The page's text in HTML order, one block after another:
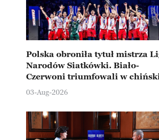
Polska obroniła tytuł mistrza
Narodów Siatkówki. Biało-
Czerwoni triumfowali w
Ningbo
03-Aug-2026